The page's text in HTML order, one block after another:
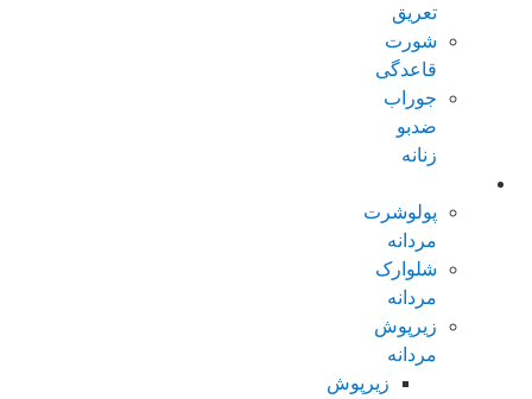
تعریق
شورت
قاعدگی
جوراب
ضدبو
زنانه
پولوشرت
مردانه
شلوارک
مردانه
زیرپوش
مردانه
زیرپوش